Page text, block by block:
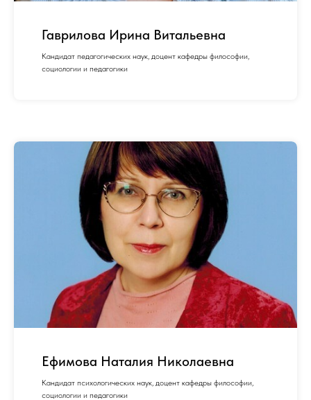
Гаврилова Ирина Витальевна
Кандидат педагогических наук, доцент кафедры философии,
социологии и педагогики
Ефимова Наталия Николаевна
Кандидат психологических наук, доцент кафедры философии,
социологии и педагогики